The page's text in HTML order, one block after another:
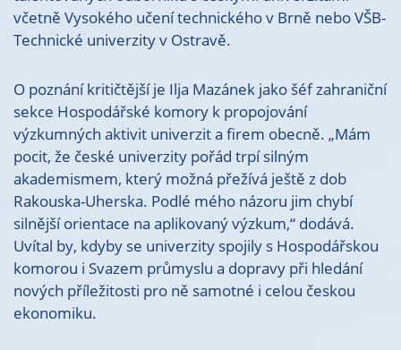
včetně Vysokého učení technického v Brně nebo VŠB-
Technické univerzity v Ostravě.
O poznání kritičtější je Ilja Mazánek jako šéf zahraniční
sekce Hospodářské komory k propojování
výzkumných aktivit univerzit a firem obecně. „Mám
pocit, že české univerzity pořád trpí silným
akademismem, který možná přežívá ještě z dob
Rakouska-Uherska. Podlé mého názoru jim chybí
silnější orientace na aplikovaný výzkum,“ dodává.
Uvítal by, kdyby se univerzity spojily s Hospodářskou
komorou i Svazem průmyslu a dopravy při hledání
nových příležitosti pro ně samotné i celou českou
ekonomiku.